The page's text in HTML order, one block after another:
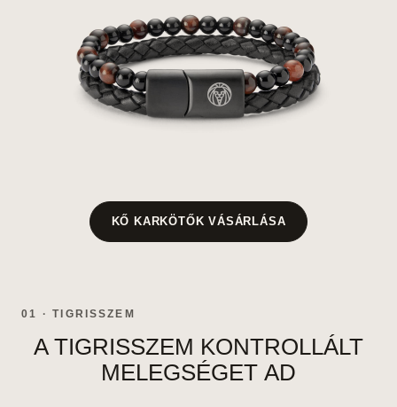
KŐ KARKÖTŐK VÁSÁRLÁSA
01 · TIGRISSZEM
A TIGRISSZEM KONTROLLÁLT
MELEGSÉGET AD